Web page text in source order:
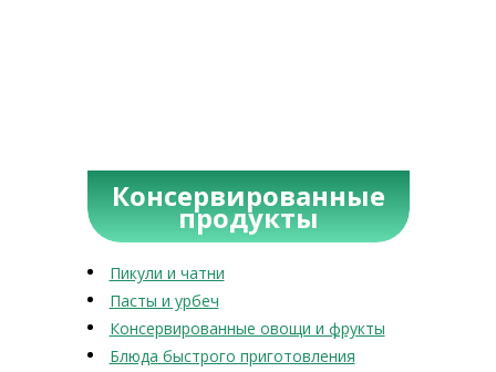
Консервированные
продукты
Пикули и чатни
Пасты и урбеч
Консервированные овощи и фрукты
Блюда быстрого приготовления